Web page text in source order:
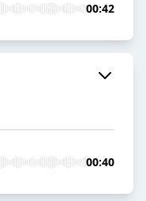
00:42
00:40